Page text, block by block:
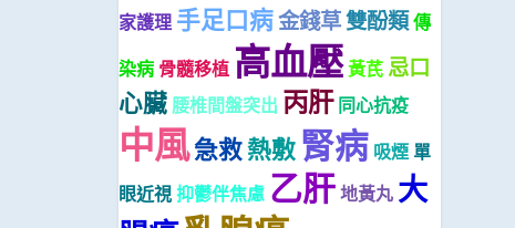
家護理 手足口病金錢草雙酚類傳
染病 骨髓移植 高血壓黃芪 忌口
心臟 腰椎間盤突出 丙肝 同心抗疫
中風急救熱敷 腎病 吸煙 單
眼近視抑鬱伴焦慮 乙肝地黃丸 大